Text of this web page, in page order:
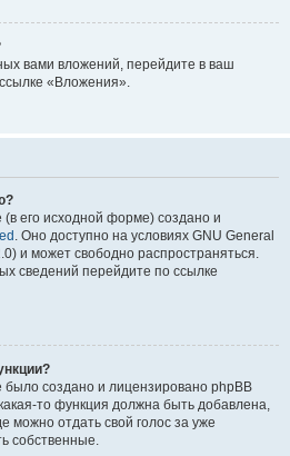
вами вложений, перейдите в ваш
«Вложения».
его исходной форме) создано и
. Оно доступно на условиях GNU General
и может свободно распространяться.
сведений перейдите по ссылке
создано и лицензировано phpBB
то функция должна быть добавлена,
можно отдать свой голос за уже
собственные.